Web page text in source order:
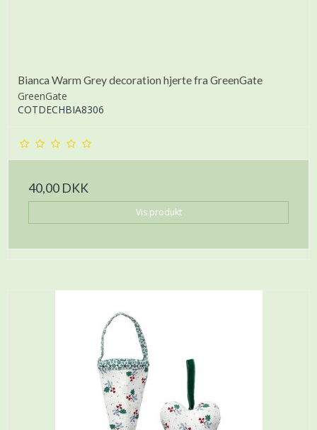
Bianca Warm Grey decoration hjerte fra GreenGate
GreenGate
COTDECHBIA8306
40,00 DKK
Vis produkt